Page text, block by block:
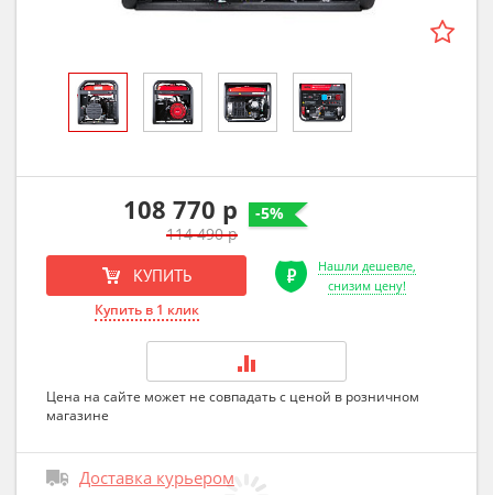
108 770 р
114 490 р
КУПИТЬ
Купить в 1 клик
Нашли дешевле,
снизим цену!
-5%
Цена на сайте может не совпадать с ценой в розничном
магазине
Доставка курьером